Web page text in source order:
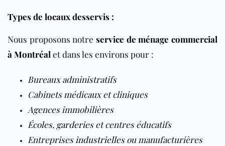
Types de locaux desservis :
Nous proposons notre service de ménage commercial
à Montréal et dans les environs pour :
Bureaux administratifs
Cabinets médicaux et cliniques
Agences immobilières
Écoles, garderieset centres éducatifs
Entreprises industriellesou manufacturières